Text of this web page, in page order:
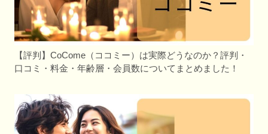
【評判】CoCome（ココミー）は実際どうなのか？評判・
口コミ・料金・年齢層・会員数についてまとめました！